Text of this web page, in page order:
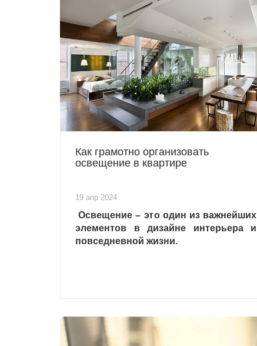
Как грамотно организовать
освещение в квартире
19 апр 2024
Освещение – это один из важнейших
элементов в дизайне интерьера и
повседневной жизни.